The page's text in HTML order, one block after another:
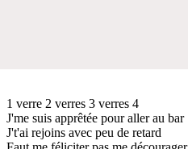
1 verre 2 verres 3 verres 4
J'me suis apprêtée pour aller au bar
J't'ai rejoins avec peu de retard